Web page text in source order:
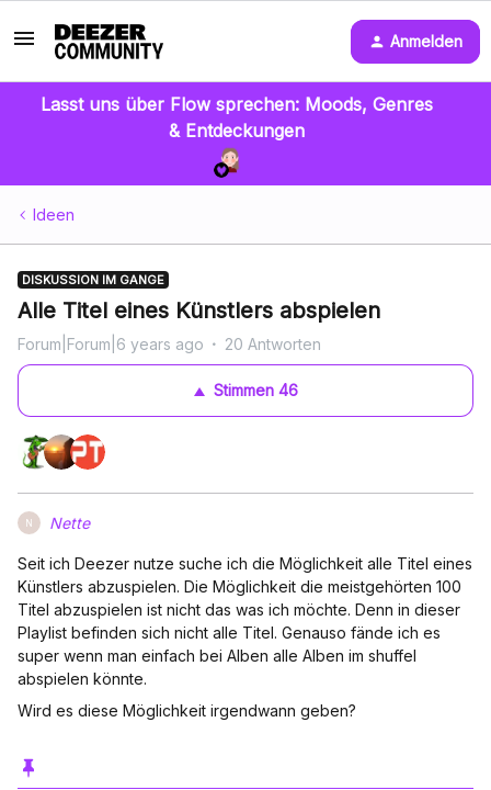
Anmelden
Lasst uns über Flow sprechen: Moods, Genres
& Entdeckungen
Ideen
DISKUSSION IM GANGE
Alle Titel eines Künstlers abspielen
Forum|Forum|6 years ago 20 Antworten
Stimmen46
N Nette
Seit ich Deezer nutze suche ich die Möglichkeit alle Titel eines
Künstlers abzuspielen. Die Möglichkeit die meistgehörten 100
Titel abzuspielen ist nicht das was ich möchte. Denn in dieser
Playlist befinden sich nicht alle Titel. Genauso fände ich es
super wenn man einfach bei Alben alle Alben im shuffel
abspielen könnte.
Wird es diese Möglichkeit irgendwann geben?